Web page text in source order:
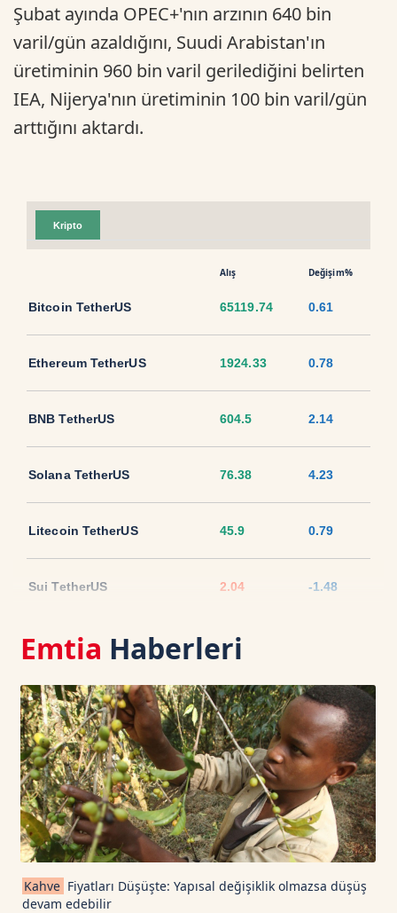
Şubat ayında OPEC+'nın arzının 640 bin
varil/gün azaldığını, Suudi Arabistan'ın
üretiminin 960 bin varil gerilediğini belirten
IEA, Nijerya'nın üretiminin 100 bin varil/gün
arttığını aktardı.
Kripto
Alış Değişim%
Bitcoin TetherUS 65119.74 0.61
Ethereum TetherUS 1924.33 0.78
BNB TetherUS 604.5 2.14
Solana TetherUS 76.38 4.23
Litecoin TetherUS 45.9 0.79
Sui TetherUS 2.04 -1.48
Ripple TetherUS 1.0463
USD Coin TetherUS 1.0006 0
USDT 1.0003 0
TRON TetherUS 0.3288 0.43
Cardano TetherUS 0.2 0.96
Emtia Haberleri
Kahve Fiyatları Düşüşte: Yapısal değişiklik olmazsa düşüş
devam edebilir